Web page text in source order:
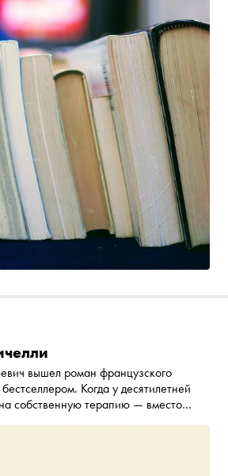
вышел роман французского
Когда у десятилетней
собственную терапию — вместо